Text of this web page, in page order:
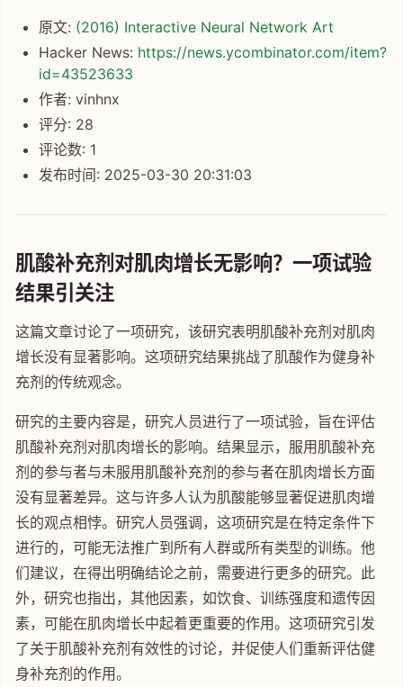
原文: (2016) Interactive Neural Network Art
Hacker News: https://news.ycombinator.com/item?
id=43523633
作者: vinhnx
评分: 28
评论数: 1
发布时间: 2025-03-30 20:31:03
肌酸补充剂对肌肉增长无影响？一项试验
结果引关注
这篇文章讨论了一项研究，该研究表明肌酸补充剂对肌肉
增长没有显著影响。这项研究结果挑战了肌酸作为健身补
充剂的传统观念。
研究的主要内容是，研究人员进行了一项试验，旨在评估
肌酸补充剂对肌肉增长的影响。结果显示，服用肌酸补充
剂的参与者与未服用肌酸补充剂的参与者在肌肉增长方面
没有显著差异。这与许多人认为肌酸能够显著促进肌肉增
长的观点相悖。研究人员强调，这项研究是在特定条件下
进行的，可能无法推广到所有人群或所有类型的训练。他
们建议，在得出明确结论之前，需要进行更多的研究。此
外，研究也指出，其他因素，如饮食、训练强度和遗传因
素，可能在肌肉增长中起着更重要的作用。这项研究引发
了关于肌酸补充剂有效性的讨论，并促使人们重新评估健
身补充剂的作用。